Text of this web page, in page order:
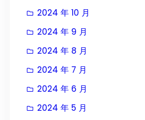
2024 年 10 月
2024 年 9 月
2024 年 8 月
2024 年 7 月
2024 年 6 月
2024 年 5 月